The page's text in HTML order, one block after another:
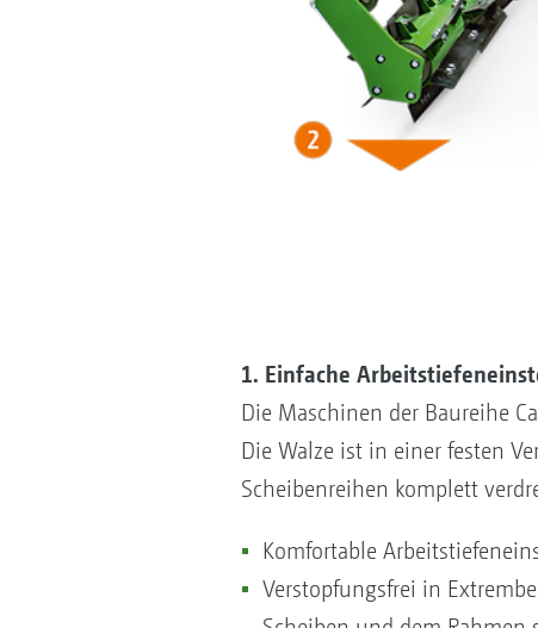
1. Einfache
Die Maschinen der Baureihe
Die Walze ist in einer festen
Scheibenreihen komplett
Komfortable
Verstopfungsfrei in